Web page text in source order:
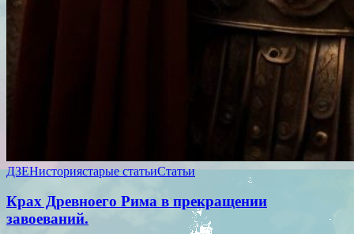
ДЗЕНисториястарые статьиСтатьи
Крах Древноего Рима в прекращении
завоеваний.